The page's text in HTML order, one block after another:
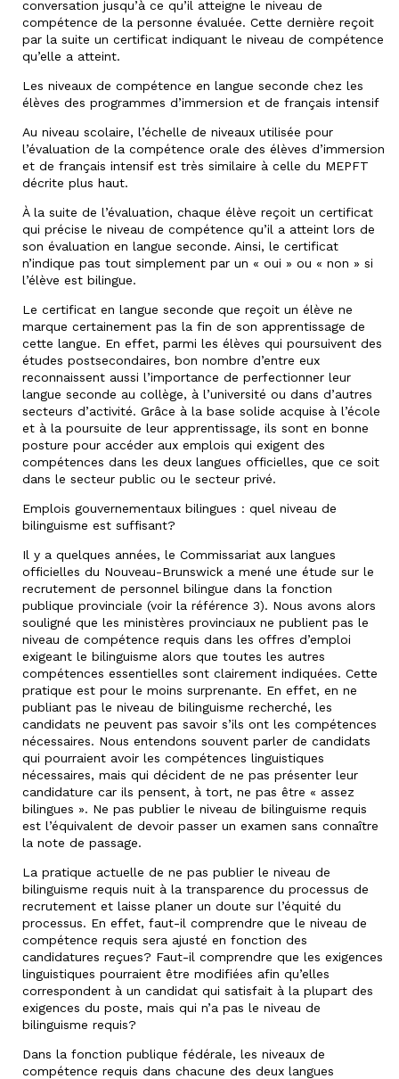
conversation jusqu’à ce qu’il atteigne le niveau de
compétence de la personne évaluée. Cette dernière reçoit
par la suite un certificat indiquant le niveau de compétence
qu’elle a atteint.
Les niveaux de compétence en langue seconde chez les
élèves des programmes d’immersion et de français intensif
Au niveau scolaire, l’échelle de niveaux utilisée pour
l’évaluation de la compétence orale des élèves d’immersion
et de français intensif est très similaire à celle du MEPFT
décrite plus haut.
À la suite de l’évaluation, chaque élève reçoit un certificat
qui précise le niveau de compétence qu’il a atteint lors de
son évaluation en langue seconde. Ainsi, le certificat
n’indique pas tout simplement par un « oui » ou « non » si
l’élève est bilingue.
Le certificat en langue seconde que reçoit un élève ne
marque certainement pas la fin de son apprentissage de
cette langue. En effet, parmi les élèves qui poursuivent des
études postsecondaires, bon nombre d’entre eux
reconnaissent aussi l’importance de perfectionner leur
langue seconde au collège, à l’université ou dans d’autres
secteurs d’activité. Grâce à la base solide acquise à l’école
et à la poursuite de leur apprentissage, ils sont en bonne
posture pour accéder aux emplois qui exigent des
compétences dans les deux langues officielles, que ce soit
dans le secteur public ou le secteur privé.
Emplois gouvernementaux bilingues : quel niveau de
bilinguisme est suffisant?
Il y a quelques années, le Commissariat aux langues
officielles du Nouveau-Brunswick a mené une étude sur le
recrutement de personnel bilingue dans la fonction
publique provinciale (voir la référence 3). Nous avons alors
souligné que les ministères provinciaux ne publient pas le
niveau de compétence requis dans les offres d’emploi
exigeant le bilinguisme alors que toutes les autres
compétences essentielles sont clairement indiquées. Cette
pratique est pour le moins surprenante. En effet, en ne
publiant pas le niveau de bilinguisme recherché, les
candidats ne peuvent pas savoir s’ils ont les compétences
nécessaires. Nous entendons souvent parler de candidats
qui pourraient avoir les compétences linguistiques
nécessaires, mais qui décident de ne pas présenter leur
candidature car ils pensent, à tort, ne pas être « assez
bilingues ». Ne pas publier le niveau de bilinguisme requis
est l’équivalent de devoir passer un examen sans connaître
la note de passage.
La pratique actuelle de ne pas publier le niveau de
bilinguisme requis nuit à la transparence du processus de
recrutement et laisse planer un doute sur l’équité du
processus. En effet, faut-il comprendre que le niveau de
compétence requis sera ajusté en fonction des
candidatures reçues? Faut-il comprendre que les exigences
linguistiques pourraient être modifiées afin qu’elles
correspondent à un candidat qui satisfait à la plupart des
exigences du poste, mais qui n’a pas le niveau de
bilinguisme requis?
Dans la fonction publique fédérale, les niveaux de
compétence requis dans chacune des deux langues